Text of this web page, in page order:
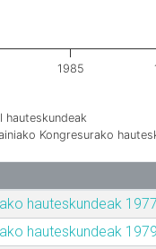
hauteskundeak
Kongresurako
1985
hauteskundeak 1977
hauteskundeak 1979